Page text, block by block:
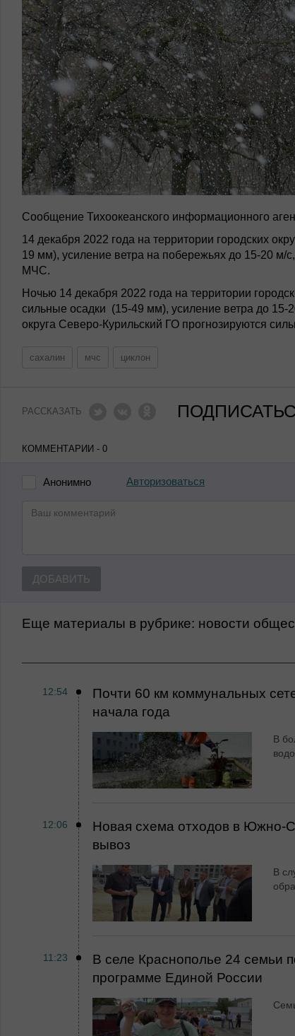
Сообщение Тихоокеанского информационного
14 декабря 2022 года на территории городских
19 мм), усиление ветра на побережьях до 15-20 м/
МЧС.
Ночью 14 декабря 2022 года на территории
сильные осадки (15-49 мм), усиление ветра до 15-
округа Северо-Курильский ГО прогнозируются
сахалин мчс циклон
РАССКАЗАТЬ
КОММЕНТАРИИ - 0
Анонимно Авторизоваться
ДОБАВИТЬ
Еще материалы в рубрике: Новости
12:54
Почти 60 км коммунальных
начала года
В
12:06
Новая схема отходов в Южно-
вывоз
В
11:23
В селе Краснополье 24 семьи
программе Единой России